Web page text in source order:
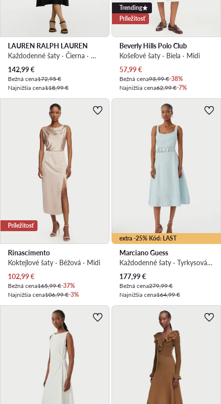
LAUREN RALPH LAUREN
Každodenné šaty · Čierna · Midi
Aktuálna cena
142,99€
Bežná cena172,95 €
Najnižšia cena118,99 €
Trending
Príležitosť
Beverly Hills Polo Club
Košeľové šaty · Biela · Midi
Aktuálna cena
57,99€
Bežná cena93,99 €-38%
Najnižšia cena62,99 €-7%
Príležitosť
Rinascimento
Koktejlové šaty · Béžová · Midi
Aktuálna cena
102,99€
Bežná cena165,99 €-37%
Najnižšia cena106,99 €-3%
extra -25% Kód: LAST
Marciano Guess
Každodenné šaty · Tyrkysová · Midi
Aktuálna cena
177,99€
Bežná cena279,99 €
Najnižšia cena164,99 €